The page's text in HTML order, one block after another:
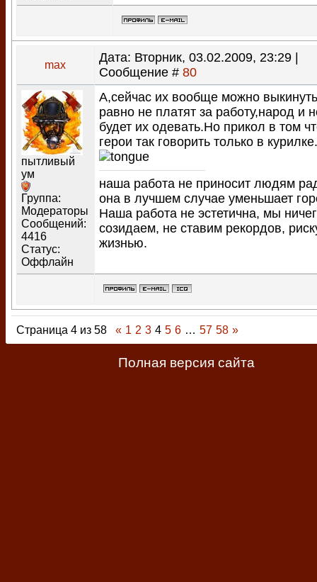
max
Дата: Вторник, 03.02.2009, 23:29 |
Сообщение # 80
пытливый
ум
Группа:
Модераторы
Сообщений:
4416
Статус:
Оффлайн
А,сейчас их вообще можно
равно не платят за работу,народ и
будет их одевать.Но прикол в том
герои так говорить только в курилке.
наша работа не приносит людям
она в лучшем случае уменьшает
Наша работа не эстетична, мы
созидаем, не ставим рекордов,
жизнью.
Страница 4 из 58 « 1 2 3 4 5 6 … 57 58 »
Полная версия сайта